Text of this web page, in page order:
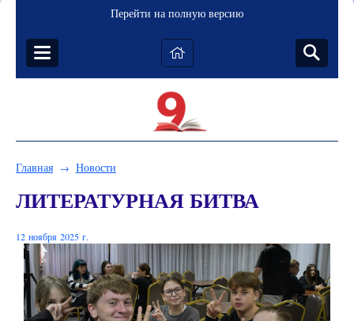
Перейти на полную версию
Главная → Новости
ЛИТЕРАТУРНАЯ БИТВА
12 ноября 2025 г.